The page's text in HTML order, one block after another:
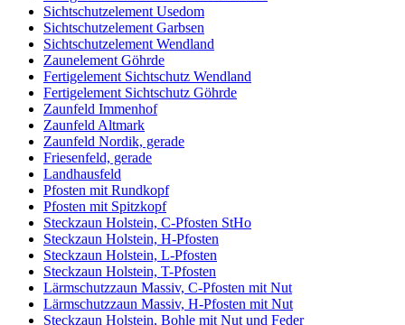
Sichtschutzelement Usedom
Sichtschutzelement Garbsen
Sichtschutzelement Wendland
Zaunelement Göhrde
Fertigelement Sichtschutz Wendland
Fertigelement Sichtschutz Göhrde
Zaunfeld Immenhof
Zaunfeld Altmark
Zaunfeld Nordik, gerade
Friesenfeld, gerade
Landhausfeld
Pfosten mit Rundkopf
Pfosten mit Spitzkopf
Steckzaun Holstein, C-Pfosten StHo
Steckzaun Holstein, H-Pfosten
Steckzaun Holstein, L-Pfosten
Steckzaun Holstein, T-Pfosten
Lärmschutzzaun Massiv, C-Pfosten mit Nut
Lärmschutzzaun Massiv, H-Pfosten mit Nut
Steckzaun Holstein, Bohle mit Nut und Feder